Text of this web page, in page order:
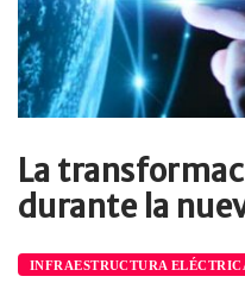
La
durante la
INFRAESTRUCTURA